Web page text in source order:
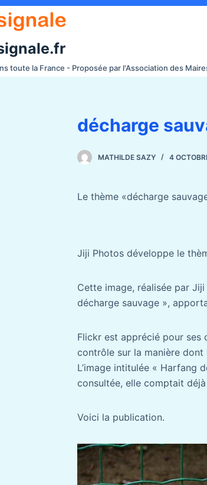
toute la France - Proposée par l'Association des
décharge
MATHILDE SAZY 4
Le thème «décharge
Jiji Photos développe le
Cette image, réalisée par
décharge sauvage »,
Flickr est apprécié pour ses
contrôle sur la manière
L’image intitulée « Harfang
consultée, elle comptait
Voici la publication.